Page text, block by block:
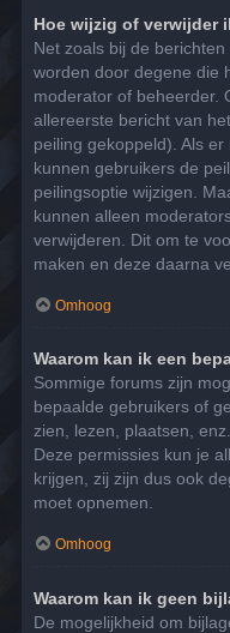
Hoe wijzig of verwijder
Net zoals bij de
worden door degene die
moderator of beheerder.
allereerste bericht van
peiling gekoppeld). Als
kunnen gebruikers de
peilingsoptie wijzigen.
kunnen alleen
verwijderen. Dit om te
maken en deze daarna
Omhoog
Waarom kan ik een
Sommige forums zijn
bepaalde gebruikers of
zien, lezen, plaatsen,
Deze permissies kun je
krijgen, zij zijn dus ook
moet opnemen.
Omhoog
Waarom kan ik geen
De mogelijkheid om